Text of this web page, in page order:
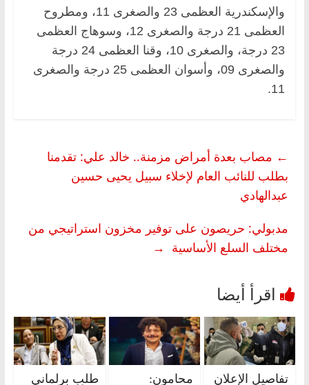
والإسكندرية العظمى 23 والصغرى 11، ومطروح
العظمى 21 درجة والصغرى 12، وسوهاج العظمى
23 درجة، والصغرى 10، وقنا العظمى 24 درجة
والصغرى 09، وأسوان العظمى 25 درجة والصغرى
11.
← مصاب بعدة أمراض مزمنة.. خالد علي: تقدمنا
بطلب للنائب العام لإخلاء سبيل يحيى حسين
عبدالهادي
مدبولي: حريصون على توفير مخزون استراتيجي من
مختلف السلع الأساسية →
تفاصيل الإعلان
محامون:
طلب برلماني